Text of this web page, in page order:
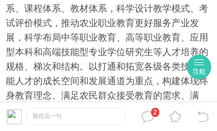
系、课程体系、教材体系，科学设计教学模式、考
试评价模式，推动农业职业教育更好服务产业发
展，科学布局中等职业教育、高等职业教育、应用
型本科和高端技能型专业学位研究生等人才培养的
规格、梯次和结构。以打通和拓宽各级各类技术技
能人才的成长空间和发展通道为重点，构建体现终
身教育理念、满足农民群众接受教育的需求、满
足“三农”发展对技术技能人才需求的现代农业职业
教育体系。（部科教司负责）三、着力提升科学素
我也说一句
2
导航